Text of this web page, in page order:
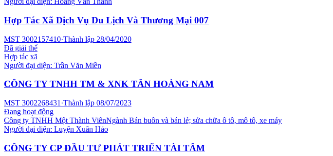
Hợp Tác Xã Dịch Vụ Du Lịch Và Thương Mại 007
MST 3002157410·Thành lập 28/04/2020
Đã giải thể
Hợp tác xã
Người đại diện: Trần Văn Miền
CÔNG TY TNHH TM & XNK TÂN HOÀNG NAM
MST 3002268431 ·Thành lập 08/07/2023
Đang hoạt động
Công ty TNHH Một Thành ViênNgành Bán buôn và bán lẻ; sửa chữa ô tô, mô tô, xe máy
Người đại diện: Luyện Xuân Hảo
CÔNG TY CP ĐẦU TƯ PHÁT TRIỂN TÀI TÂM